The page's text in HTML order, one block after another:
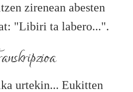
zirenean abesten
"Libiri ta labero...".
urtekin... Eukitten